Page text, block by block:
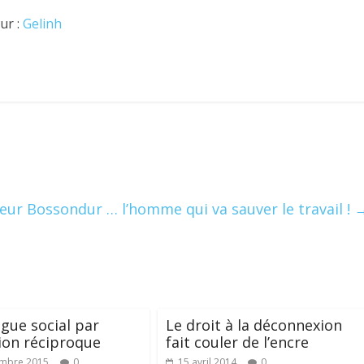
: Gelinh
Bossondur … l’homme qui va sauver le travail !
social par
réciproque
Le droit à la déconnexion
fait couler de l’encre